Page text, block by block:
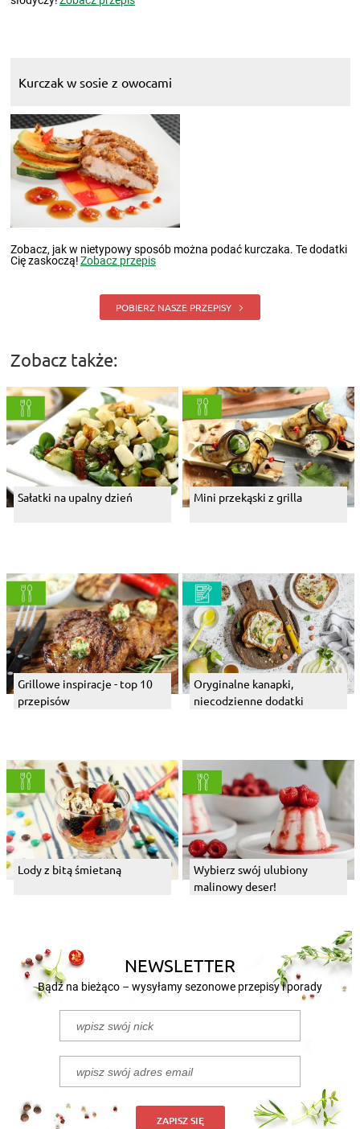
Kurczak w sosie z owocami
Zobacz, jak w nietypowy sposób można podać kurczaka. Te dodatki
Cię zaskoczą!Zobacz przepis
POBIERZ NASZE PRZEPISY
Zobacz także:
Sałatki na upalny dzień Mini przekąski z grilla
Grillowe inspiracje - top 10
przepisów
Oryginalne kanapki,
niecodzienne dodatki
Lody z bitą śmietaną
Wybierz swój ulubiony
malinowy deser!
NEWSLETTER
Bądź na bieżąco – wysyłamy sezonowe przepisy i porady
ZAPISZ SIĘ